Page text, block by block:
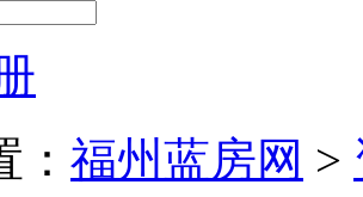
福州蓝房网 >